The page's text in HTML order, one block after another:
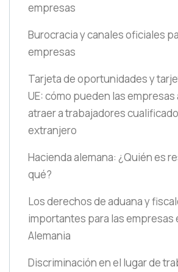
empresas
Burocracia y canales oficiales
empresas
Tarjeta de oportunidades y
UE: cómo pueden las empresas
atraer a trabajadores
extranjero
Hacienda alemana: ¿Quién es
qué?
Los derechos de aduana y
importantes para las empresas
Alemania
Discriminación en el lugar de